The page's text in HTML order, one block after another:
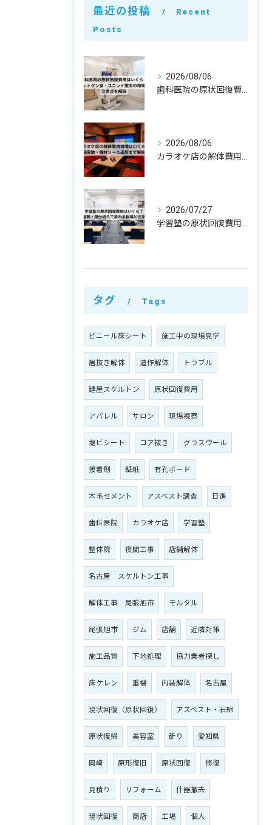
最近の投稿
Recent
Posts
2026/08/06
2026/08/06
2026/07/27
タグ Tags
ビニール床シート 施工中の現場見学
居抜き解体 造作解体 トラブル
建屋スケルトン 原状回復費用
アパレル サロン 現場視察
塩ビシート コア抜き グラスウール
接着剤 壁紙 有孔ボード
木毛セメント アスベスト調査 日進
歯科医院 カラオケ店 学習塾
整体院 夜間工事 店舗解体
名古屋 スケルトン工事
解体工事 尾張旭市 モルタル
尾張旭市 ジム 店舗 近隣対策
施工品質 下地処理 協力業者探し
床ケレン 重機 内装解体 名古屋
現状回復（原状回復） アスベスト・石綿
原状復帰 美容室 斫り 愛知県
岡崎 原形復旧 原状回復 修復
見積り リフォーム 什器撤去
現状回復 商店 工場 個人